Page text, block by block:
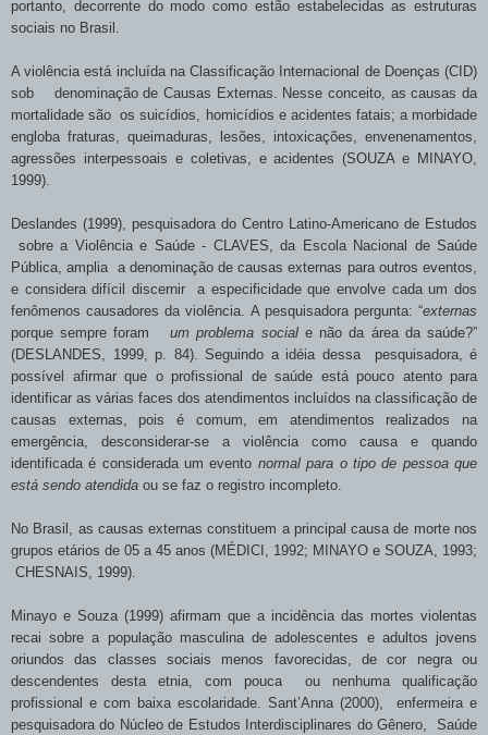
portanto, decorrente do modo como estão estabelecidas as estruturas
sociais no Brasil.
A violência está incluída na Classificação Internacional de Doenças (CID)
sob denominação de Causas Externas. Nesse conceito, as causas da
mortalidade são os suicídios, homicídios e acidentes fatais; a morbidade
engloba fraturas, queimaduras, lesões, intoxicações, envenenamentos,
agressões interpessoais e coletivas, e acidentes (SOUZA e MINAYO,
1999).
Deslandes (1999), pesquisadora do Centro Latino-Americano de Estudos
sobre a Violência e Saúde - CLAVES, da Escola Nacional de Saúde
Pública, amplia a denominação de causas externas para outros eventos,
e considera difícil discernir a especificidade que envolve cada um dos
fenômenos causadores da violência. A pesquisadora pergunta: “externas
porque sempre foramum problema sociale não da área da saúde?”
(DESLANDES, 1999, p. 84). Seguindo a idéia dessa pesquisadora, é
possível afirmar que o profissional de saúde está pouco atento para
identificar as várias faces dos atendimentos incluídos na classificação de
causas externas, pois é comum, em atendimentos realizados na
emergência, desconsiderar-se a violência como causa e quando
identificada é considerada um evento normal para o tipo de pessoa que
está sendo atendida ou se faz o registro incompleto.
No Brasil, as causas externas constituem a principal causa de morte nos
grupos etários de 05 a45 anos (MÉDICI, 1992; MINAYO e SOUZA, 1993;
CHESNAIS, 1999).
Minayo e Souza (1999) afirmam que a incidência das mortes violentas
recai sobre a população masculina de adolescentes e adultos jovens
oriundos das classes sociais menos favorecidas, de cor negra ou
descendentes desta etnia, com pouca ou nenhuma qualificação
profissional e com baixa escolaridade. Sant’Anna (2000), enfermeira e
pesquisadora do Núcleo de Estudos Interdisciplinares do Gênero, Saúde